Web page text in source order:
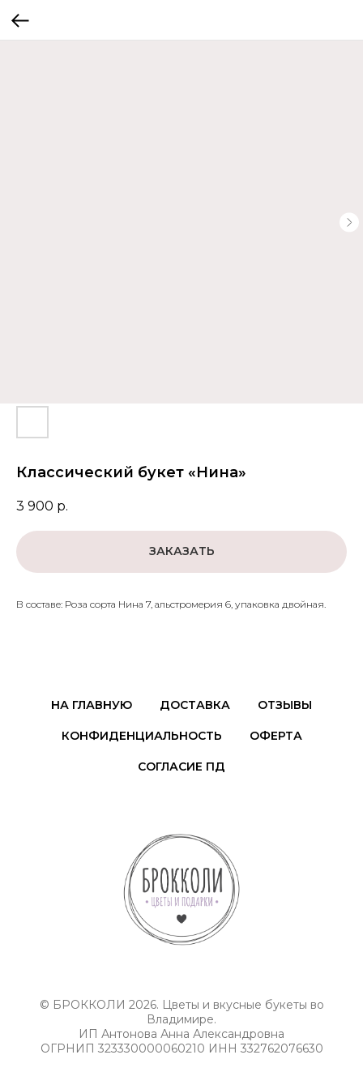
Классический букет «Нина»
3 900 р.
ЗАКАЗАТЬ
В составе: Роза сорта Нина 7, альстромерия 6, упаковка двойная.
НА ГЛАВНУЮ ДОСТАВКА ОТЗЫВЫ
КОНФИДЕНЦИАЛЬНОСТЬ ОФЕРТА
СОГЛАСИЕ ПД
© БРОККОЛИ 2026. Цветы и вкусные букеты во
Владимире.
ИП Антонова Анна Александровна
ОГРНИП 323330000060210 ИНН 332762076630